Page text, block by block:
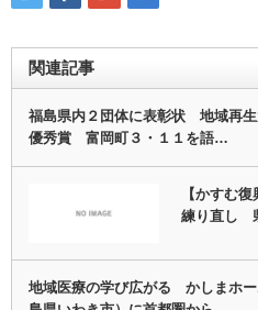
関連記事
福島県内２団体に表彰状 地域再
優秀賞 富岡町３・１１を語…
【かすむ
練り直し
地域医療の学び広がる かしまホ